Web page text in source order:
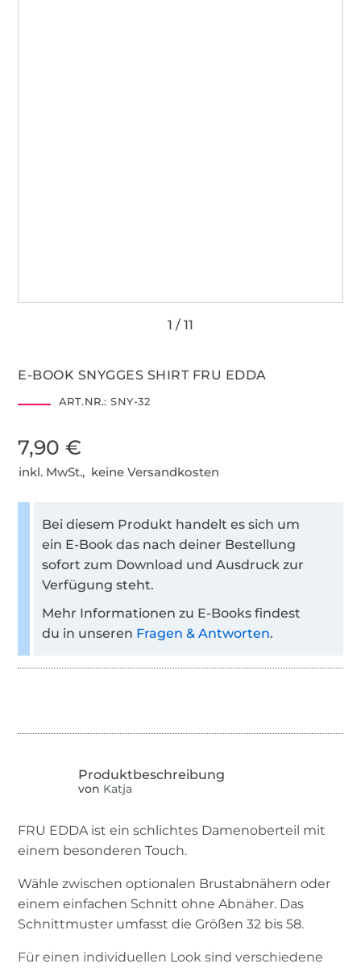
E-BOOK SNYGGES SHIRT FRU EDDA
ART.NR.: SNY-32
7,90 €
inkl. MwSt., keine Versandkosten
Bei diesem Produkt handelt es sich um
ein E-Book das nach deiner Bestellung
sofort zum Download und Ausdruck zur
Verfügung steht.
Mehr Informationen zu E-Books findest
du in unseren Fragen & Antworten.
von Katja
FRU EDDA ist ein schlichtes Damenoberteil mit
einem besonderen Touch.
Wähle zwischen optionalen Brustabnähern oder
einem einfachen Schnitt ohne Abnäher. Das
Schnittmuster umfasst die Größen 32 bis 58.
Für einen individuellen Look sind verschiedene